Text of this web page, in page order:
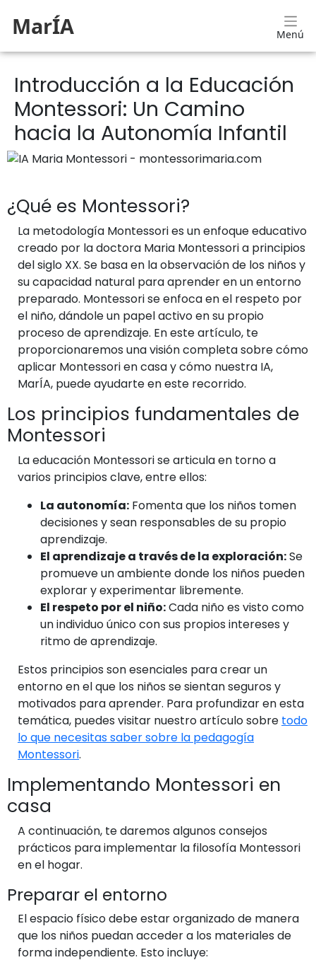
MarÍA Menú
Introducción a la Educación
Montessori: Un Camino
hacia la Autonomía Infantil
¿Qué es Montessori?
La metodología Montessori es un enfoque educativo
creado por la doctora Maria Montessori a principios
del siglo XX. Se basa en la observación de los niños y
su capacidad natural para aprender en un entorno
preparado. Montessori se enfoca en el respeto por
el niño, dándole un papel activo en su propio
proceso de aprendizaje. En este artículo, te
proporcionaremos una visión completa sobre cómo
aplicar Montessori en casa y cómo nuestra IA,
MarÍA, puede ayudarte en este recorrido.
Los principios fundamentales de
Montessori
La educación Montessori se articula en torno a
varios principios clave, entre ellos:
La autonomía: Fomenta que los niños tomen
decisiones y sean responsables de su propio
aprendizaje.
El aprendizaje a través de la exploración:Se
promueve un ambiente donde los niños pueden
explorar y experimentar libremente.
El respeto por el niño:Cada niño es visto como
un individuo único con sus propios intereses y
ritmo de aprendizaje.
Estos principios son esenciales para crear un
entorno en el que los niños se sientan seguros y
motivados para aprender. Para profundizar en esta
temática, puedes visitar nuestro artículo sobre todo
lo que necesitas saber sobre la pedagogía
Montessori.
Implementando Montessori en
casa
A continuación, te daremos algunos consejos
prácticos para implementar la filosofía Montessori
en el hogar.
Preparar el entorno
El espacio físico debe estar organizado de manera
que los niños puedan acceder a los materiales de
forma independiente. Esto incluye: